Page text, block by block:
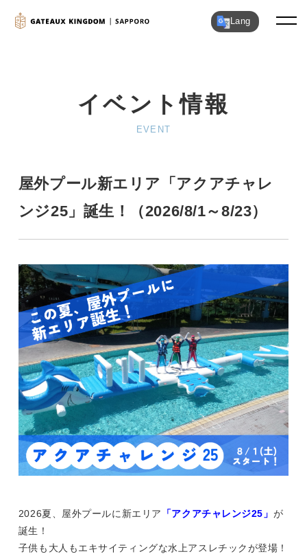
Lang
イベント情報
EVENT
屋外プール新エリア「アクアチャレ
ンジ25」誕生！（2026/8/1～8/23）
2026夏、屋外プールに新エリア 「アクアチャレンジ25」 が
誕生！
子供も大人もエキサイティングな水上アスレチックが登場！